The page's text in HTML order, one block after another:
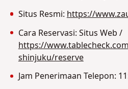
Situs Resmi:https://
Cara Reservasi: Situs Web /
https://
shinjuku/reserve
Jam Penerimaan Telepon: